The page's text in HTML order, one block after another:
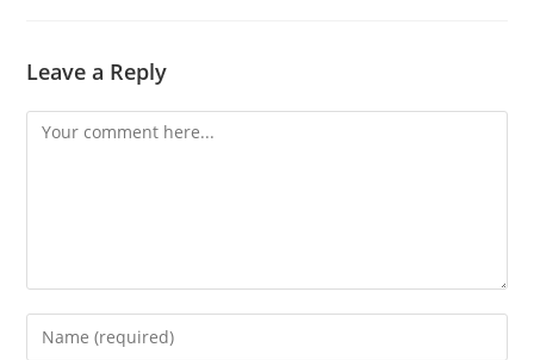
Leave a Reply
Comment
Enter